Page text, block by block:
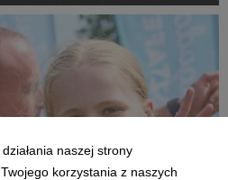
organizowanych na
naszej strony
korzystania z naszych